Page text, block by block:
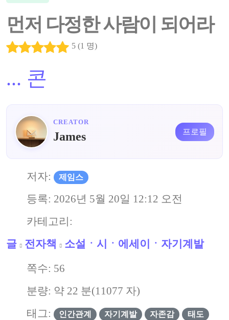
먼저 다정한 사람이 되어라
5 (1 명)
... 콘
CREATOR
James 프로필
저자: 제임스
등록: 2026년 5월 20일 12:12 오전
카테고리:
글
전자책 소설ㆍ시ㆍ에세이ㆍ자기계발
쪽수: 56
분량: 약 22 분(11077 자)
태그:
인간관계 자기계발 자존감 태도